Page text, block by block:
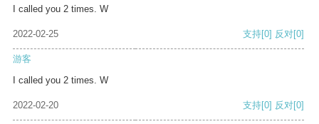
I called you 2 times. W
2022-02-25 支持[0] 反对[0]
游客
I called you 2 times. W
2022-02-20 支持[0] 反对[0]